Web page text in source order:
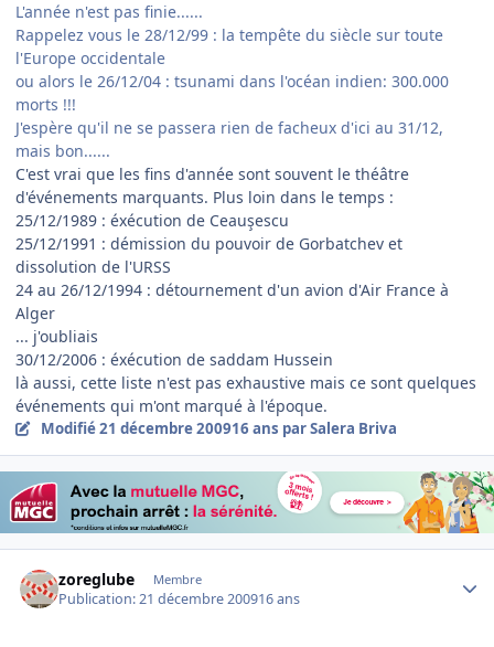
L'année n'est pas finie......
Rappelez vous le 28/12/99 : la tempête du siècle sur toute
l'Europe occidentale
ou alors le 26/12/04 : tsunami dans l'océan indien: 300.000
morts !!!
J'espère qu'il ne se passera rien de facheux d'ici au 31/12,
mais bon......
C'est vrai que les fins d'année sont souvent le théâtre
d'événements marquants. Plus loin dans le temps :
25/12/1989 : éxécution de Ceauşescu
25/12/1991 : démission du pouvoir de Gorbatchev et
dissolution de l'URSS
24 au 26/12/1994 : détournement d'un avion d'Air France à
Alger
... j'oubliais
30/12/2006 : éxécution de saddam Hussein
là aussi, cette liste n'est pas exhaustive mais ce sont quelques
événements qui m'ont marqué à l'époque.
Modifié21 décembre 200916 ans par Salera Briva
zoreglube Membre
Publication:21 décembre 200916 ans